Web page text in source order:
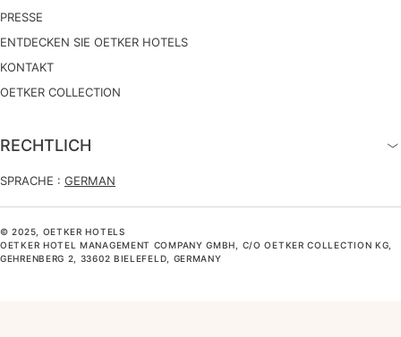
PRESSE
ENTDECKEN SIE OETKER HOTELS
KONTAKT
OETKER COLLECTION
RECHTLICH
SPRACHE : GERMAN
© 2025, OETKER HOTELS
OETKER HOTEL MANAGEMENT COMPANY GMBH, C/O OETKER COLLECTION KG,
GEHRENBERG 2, 33602 BIELEFELD, GERMANY